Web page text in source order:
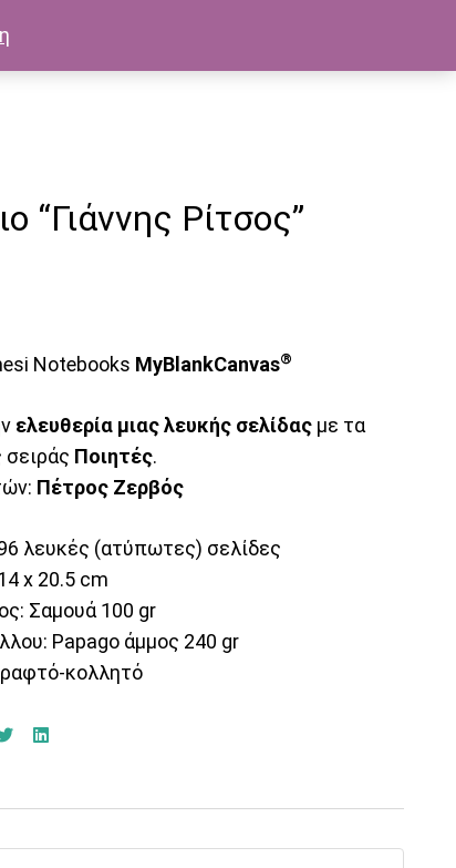
“Γιάννης Ρίτσος”
Notebooks MyBlankCanvas®
ελευθερία μιας λευκής σελίδαςμε τα
σειράς Ποιητές.
Πέτρος Ζερβός
λευκές (ατύπωτες) σελίδες
x 20.5 cm
Σαμουά 100 gr
Papago άμμος 240 gr
ραφτό-κολλητό